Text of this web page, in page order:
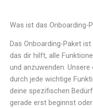
Was ist das Onboarding-
Das Onboarding-Paket
das dir hilft, alle
und anzuwenden.
durch jede wichtige
deine spezifischen
gerade erst beginnst